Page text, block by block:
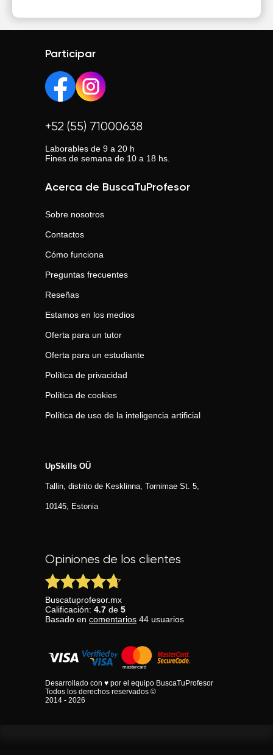
Participar
+52 (55) 71000638
Laborables de 9 a 20 h
Fines de semana de 10 a 18 hs.
Acerca de BuscaTuProfesor
Sobre nosotros
Contactos
Cómo funciona
Preguntas frecuentes
Reseñas
Estamos en los medios
Oferta para un tutor
Oferta para un estudiante
Política de privacidad
Política de cookies
Política de uso de la inteligencia artificial
UpSkills OÜ
Tallin, distrito de Kesklinna, Tornimаe St. 5,
10145, Estonia
Opiniones de los clientes
Buscatuprofesor.mx
Calificación: 4.7 de 5
Basado en comentarios 44 usuarios
Desarrollado con ♥ por el equipo BuscaTuProfesor
Todos los derechos reservados ©
2014 - 2026